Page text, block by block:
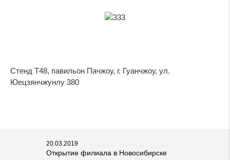
Стенд Т48, павильон Пачжоу, г. Гуанчжоу, ул.
Юецзянчжунлу 380
20.03.2019
Открытие филиала в Новосибирске